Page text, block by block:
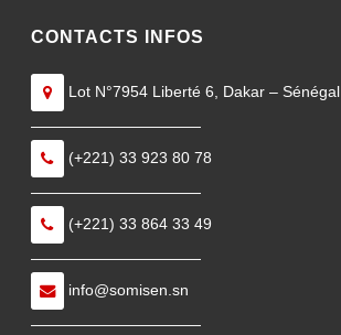
CONTACTS INFOS
Lot N°7954 Liberté 6, Dakar – Sénégal
———————————
(+221) 33 923 80 78
———————————
(+221) 33 864 33 49
———————————
info@somisen.sn
———————————